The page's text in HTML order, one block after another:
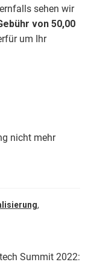
sehen wir
von 50,00
um Ihr
nicht mehr
,
Summit 2022: